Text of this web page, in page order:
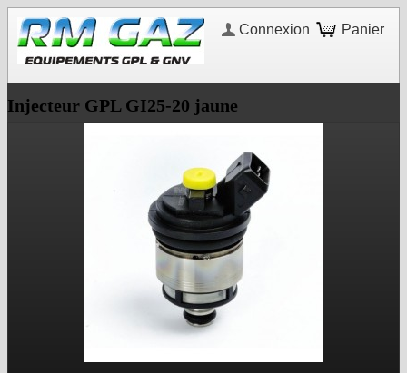
Panier
Connexion
Injecteur GPL GI25-20 jaune